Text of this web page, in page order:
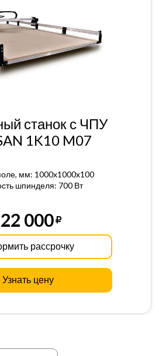
станок с ЧПУ
1K10 M07
мм: 1000x1000x100
шпинделя: 700 Вт
000
рассрочку
Узнать цену